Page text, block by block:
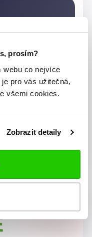
prosím?
webu co nejvíce
pro vás užitečná,
všemi cookies.
Zobrazit detaily